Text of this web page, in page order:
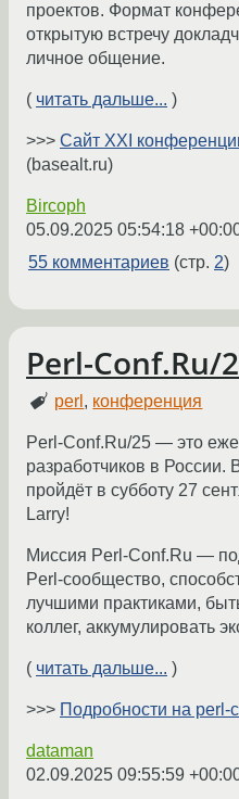
проектов. Формат
открытую встречу
личное общение.
( читать дальше... )
>>> Сайт XXI
(basealt.ru)
Bircoph
05.09.2025 05:54:18
55 комментариев (стр. 2)
Perl-Conf.Ru/
perl , конференция
Perl-Conf.Ru/25 — это
разработчиков в России.
пройдёт в субботу 27
Larry!
Миссия Perl-Conf.Ru —
Perl-сообщество,
лучшими практиками,
коллег, аккумулировать
( читать дальше... )
>>> Подробности на perl-
dataman
02.09.2025 09:55:59